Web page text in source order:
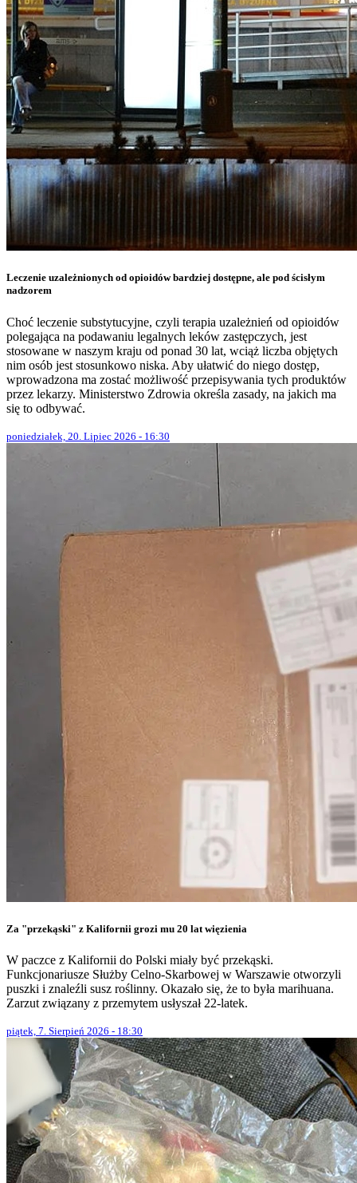
Leczenie uzależnionych od opioidów bardziej dostępne, ale pod ścisłym
nadzorem
Choć leczenie substytucyjne, czyli terapia uzależnień od opioidów
polegająca na podawaniu legalnych leków zastępczych, jest
stosowane w naszym kraju od ponad 30 lat, wciąż liczba objętych
nim osób jest stosunkowo niska. Aby ułatwić do niego dostęp,
wprowadzona ma zostać możliwość przepisywania tych produktów
przez lekarzy. Ministerstwo Zdrowia określa zasady, na jakich ma
się to odbywać.
poniedziałek, 20. Lipiec 2026 - 16:30
Za "przekąski" z Kalifornii grozi mu 20 lat więzienia
W paczce z Kalifornii do Polski miały być przekąski.
Funkcjonariusze Służby Celno-Skarbowej w Warszawie otworzyli
puszki i znaleźli susz roślinny. Okazało się, że to była marihuana.
Zarzut związany z przemytem usłyszał 22-latek.
piątek, 7. Sierpień 2026 - 18:30